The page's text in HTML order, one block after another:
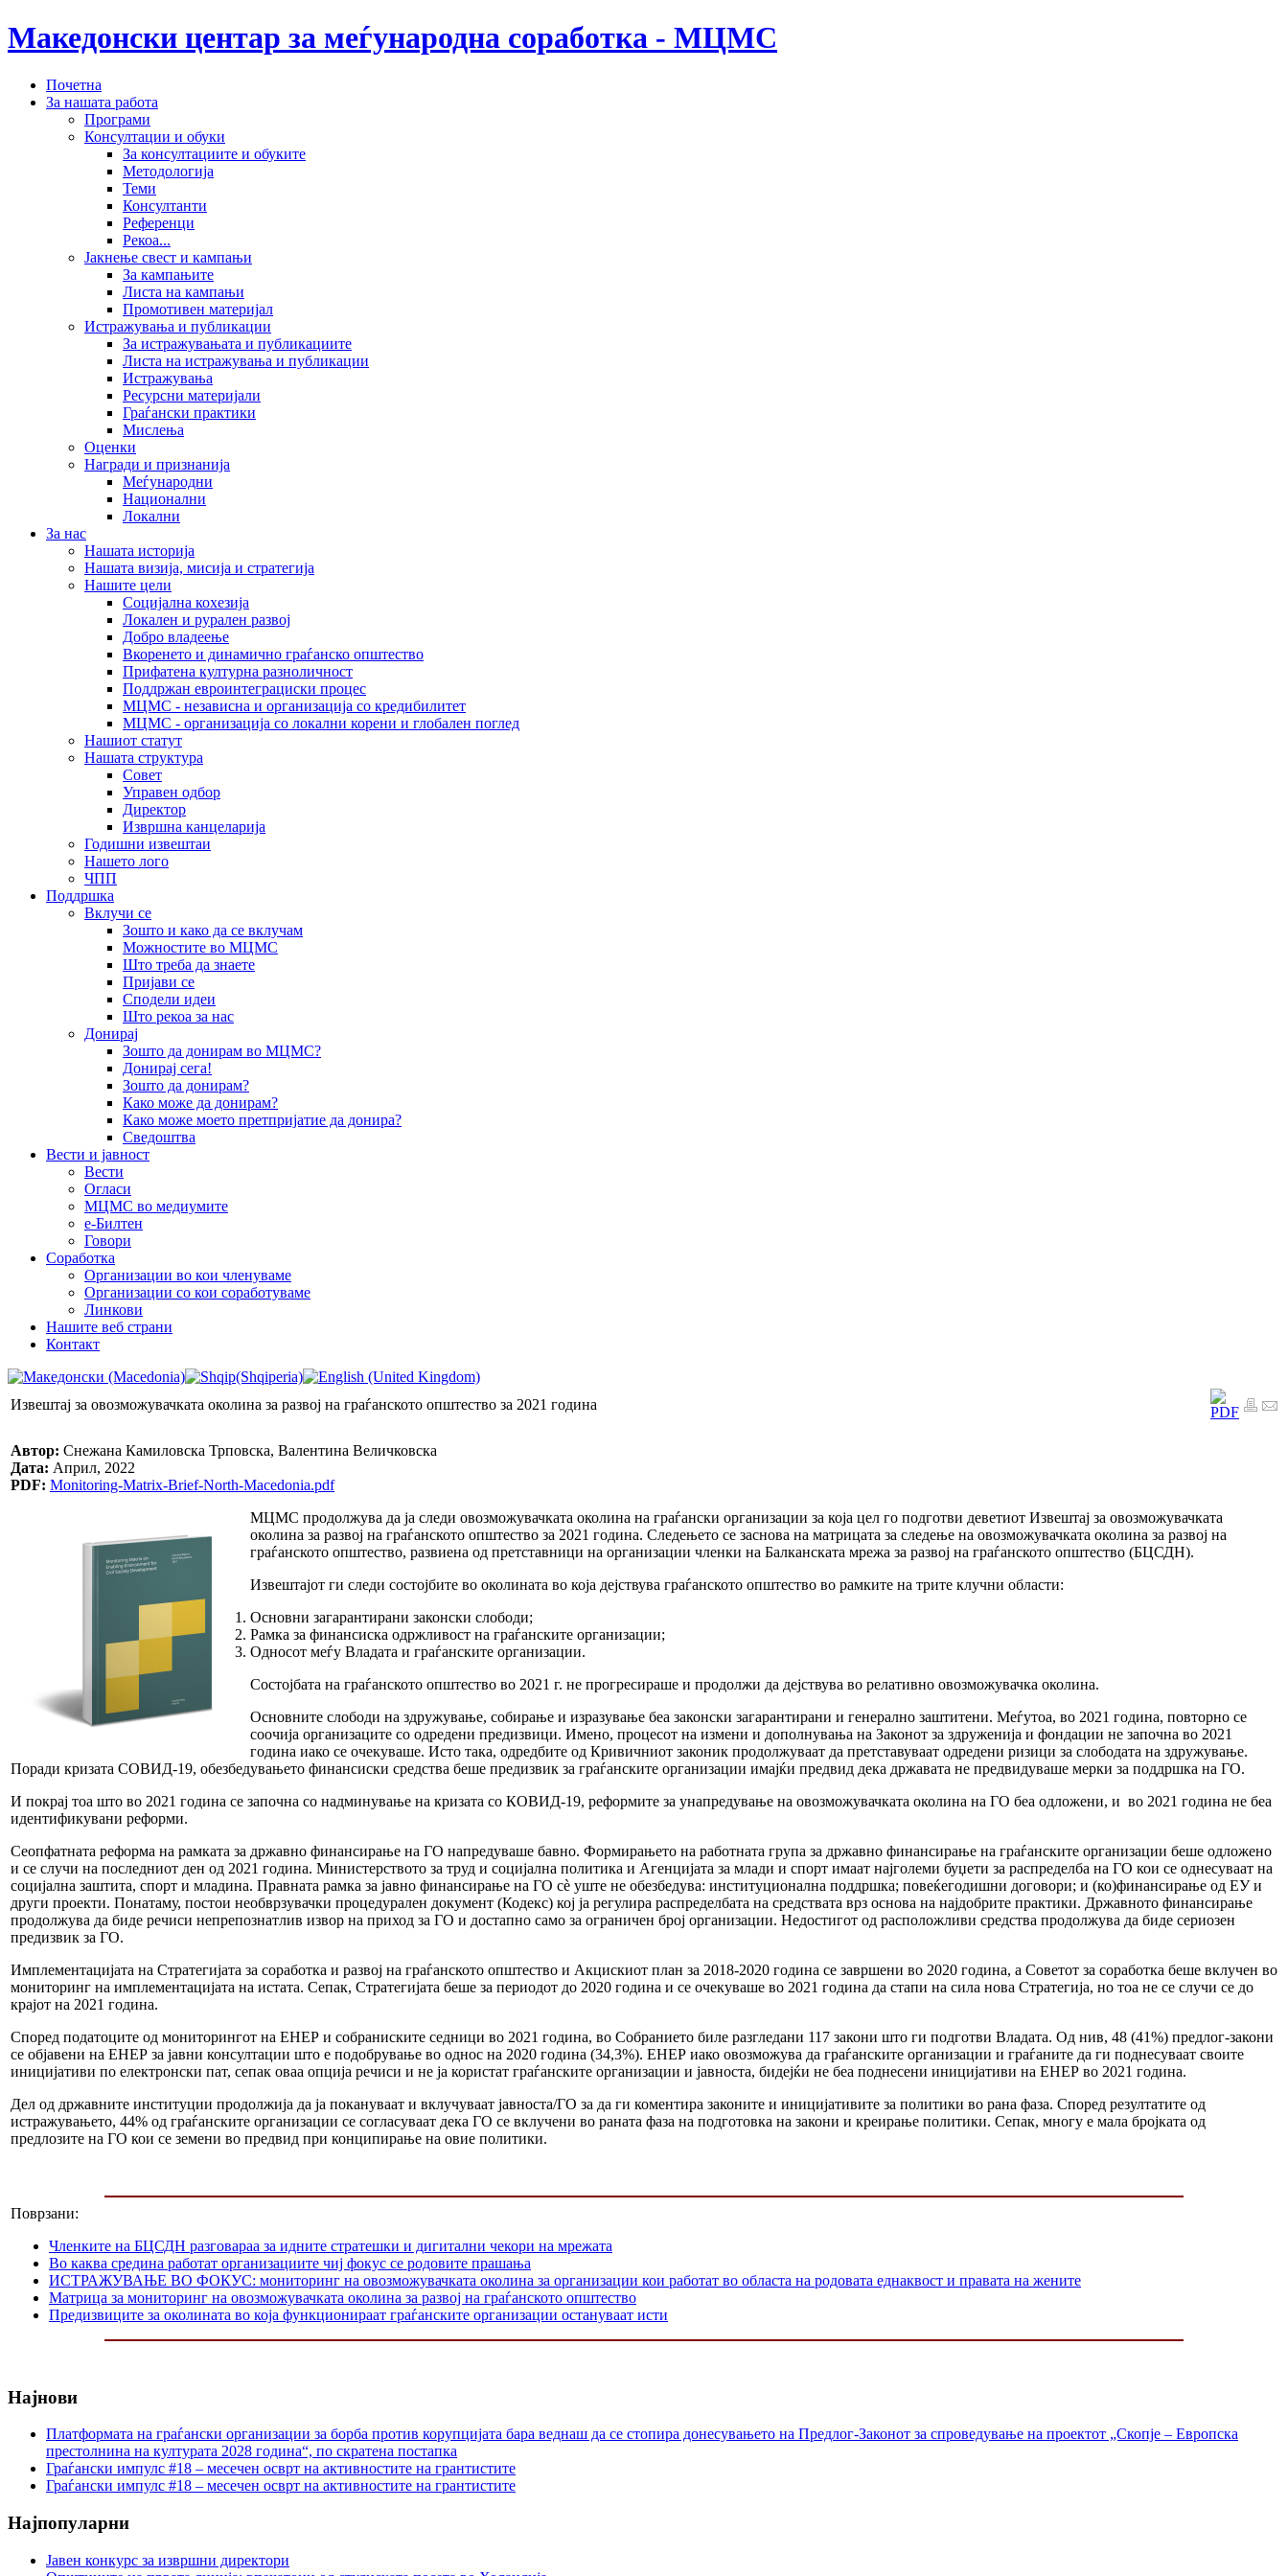
Македонски центар за меѓународна соработка - МЦМС
Почетна
За нашата работа
Програми
Консултации и обуки
За консултациите и обуките
Методологија
Теми
Консултанти
Референци
Рекоа...
Јакнење свест и кампањи
За кампањите
Листа на кампањи
Промотивен материјал
Истражувања и публикации
За истражувањата и публикациите
Листа на истражувања и публикации
Истражувања
Ресурсни материјали
Граѓански практики
Мислења
Оценки
Награди и признанија
Меѓународни
Национални
Локални
За нас
Нашата историја
Нашата визија, мисија и стратегија
Нашите цели
Социјална кохезија
Локален и рурален развој
Добро владеење
Вкоренето и динамично граѓанско општество
Прифатена културна разноличност
Поддржан евроинтеграциски процес
МЦМС - независна и организација со кредибилитет
МЦМС - организација со локални корени и глобален поглед
Нашиот статут
Нашата структура
Совет
Управен одбор
Директор
Извршна канцеларија
Годишни извештаи
Нашето лого
ЧПП
Поддршка
Вклучи се
Зошто и како да се вклучам
Можностите во МЦМС
Што треба да знаете
Пријави се
Сподели идеи
Што рекоа за нас
Донирај
Зошто да донирам во МЦМС?
Донирај сега!
Зошто да донирам?
Како може да донирам?
Како може моето претпријатие да донира?
Сведоштва
Вести и јавност
Вести
Огласи
МЦМС во медиумите
е-Билтен
Говори
Соработка
Организации во кои членуваме
Организации со кои соработуваме
Линкови
Нашите веб страни
Контакт
Извештај за овозможувачката околина за развој на граѓанското општество за 2021 година
Автор: Снежана Камиловска Трповска, Валентина Величковска
Дата: Април, 2022
PDF: Monitoring-Matrix-Brief-North-Macedonia.pdf
МЦМС продолжува да ја следи овозможувачката околина на граѓански организации за која цел го подготви деветиот Извештај за овозможувачката
околина за развој на граѓанското општество за 2021 година. Следењето се заснова на матрицата за следење на овозможувачката околина за развој на
граѓанското општество, развиена од претставници на организации членки на Балканската мрежа за развој на граѓанското општество (БЦСДН).
Извештајот ги следи состојбите во околината во која дејствува граѓанското општество во рамките на трите клучни области:
Основни загарантирани законски слободи;
Рамка за финансиска одржливост на граѓанските организации;
Односот меѓу Владата и граѓанските организации.
Состојбата на граѓанското општество во 2021 г. не прогресираше и продолжи да дејствува во релативно овозможувачка околина.
Основните слободи на здружување, собирање и изразување беа законски загарантирани и генерално заштитени. Меѓутоа, во 2021 година, повторно се
соочија организаците со одредени предизвици. Имено, процесот на измени и дополнувања на Законот за здруженија и фондации не започна во 2021
година иако се очекуваше. Исто така, одредбите од Кривичниот законик продолжуваат да претставуваат одредени ризици за слободата на здружување.
Поради кризата СОВИД-19, обезбедувањето финансиски средства беше предизвик за граѓанските организации имајќи предвид дека државата не предвидуваше мерки за поддршка на ГО.
И покрај тоа што во 2021 година се започна со надминување на кризата со КОВИД-19, реформите за унапредување на овозможувачката околина на ГО беа одложени, и во 2021 година не беа
идентификувани реформи.
Сеопфатната реформа на рамката за државно финансирање на ГО напредуваше бавно. Формирањето на работната група за државно финансирање на граѓанските организации беше одложено
и се случи на последниот ден од 2021 година. Министерството за труд и социјална политика и Агенцијата за млади и спорт имаат најголеми буџети за распределба на ГО кои се однесуваат на
социјална заштита, спорт и младина. Правната рамка за јавно финансирање на ГО сè уште не обезбедува: институционална поддршка; повеќегодишни договори; и (ко)финансирање од ЕУ и
други проекти. Понатаму, постои необврзувачки процедурален документ (Кодекс) кој ја регулира распределбата на средствата врз основа на најдобрите практики. Државното финансирање
продолжува да биде речиси непрепознатлив извор на приход за ГО и достапно само за ограничен број организации. Недостигот од расположливи средства продолжува да биде сериозен
предизвик за ГО.
Имплементацијата на Стратегијата за соработка и развој на граѓанското општество и Акцискиот план за 2018-2020 година се завршени во 2020 година, а Советот за соработка беше вклучен во
мониторинг на имплементацијата на истата. Сепак, Стратегијата беше за периодот до 2020 година и се очекуваше во 2021 година да стапи на сила нова Стратегија, но тоа не се случи се до
крајот на 2021 година.
Според податоците од мониторингот на ЕНЕР и собраниските седници во 2021 година, во Собранието биле разгледани 117 закони што ги подготви Владата. Од нив, 48 (41%) предлог-закони
се објавени на ЕНЕР за јавни консултации што е подобрување во однос на 2020 година (34,3%). ЕНЕР иако овозможува да граѓанските организации и граѓаните да ги поднесуваат своите
иницијативи по електронски пат, сепак оваа опција речиси и не ја користат граѓанските организации и јавноста, бидејќи не беа поднесени иницијативи на ЕНЕР во 2021 година.
Дел од државните институции продолжија да ја покануваат и вклучуваат јавноста/ГО за да ги коментира законите и иницијативите за политики во рана фаза. Според резултатите од
истражувањето, 44% од граѓанските организации се согласуваат дека ГО се вклучени во раната фаза на подготовка на закони и креирање политики. Сепак, многу е мала бројката од
предлозите на ГО кои се земени во предвид при конципирање на овие политики.
Поврзани:
Членките на БЦСДН разговараа за идните стратешки и дигитални чекори на мрежата
Во каква средина работат организациите чиј фокус се родовите прашања
ИСТРАЖУВАЊЕ ВО ФОКУС: мониторинг на овозможувачката околина за организации кои работат во областа на родовата еднаквост и правата на жените
Матрица за мониторинг на овозможувачката околина за развој на граѓанското општество
Предизвиците за околината во која функционираат граѓанските организации остануваат исти
Најнови
Платформата на граѓански организации за борба против корупцијата бара веднаш да се стопира донесувањето на Предлог-Законот за спроведување на проектот „Скопје – Европска
престолнина на културата 2028 година“, по скратена постапка
Граѓански импулс #18 – месечен осврт на активностите на грантистите
Граѓански импулс #18 – месечен осврт на активностите на грантистите
Најпопуларни
Јавен конкурс за извршни директори